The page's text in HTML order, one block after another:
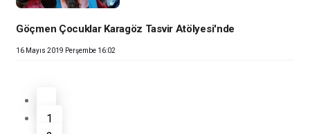
Göçmen Çocuklar Karagöz Tasvir Atölyesi'nde
16 Mayıs 2019 Perşembe 16:02
1